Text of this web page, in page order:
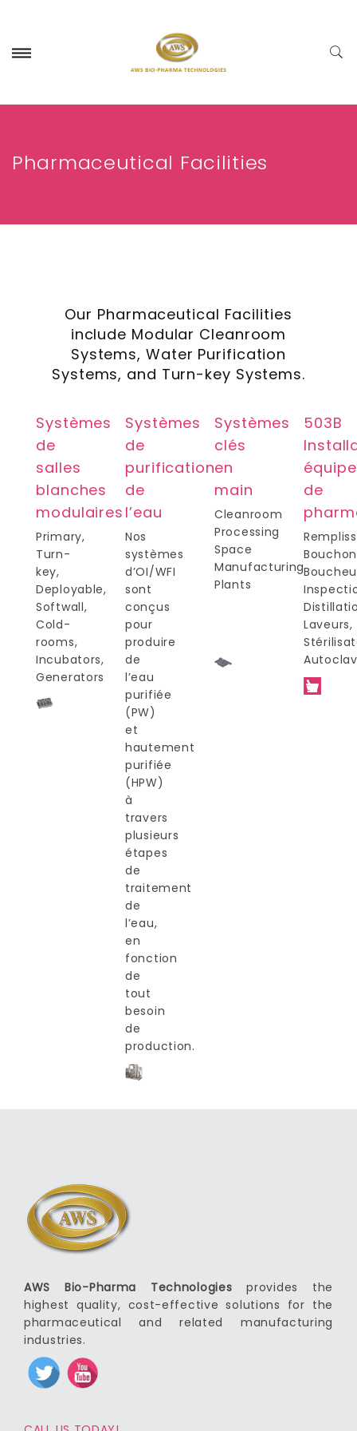
Pharmaceutical Facilities
Our Pharmaceutical Facilities
include Modular Cleanroom
Systems, Water Purification
Systems, and Turn-key Systems.
Systèmes
de
salles
blanches
modulaires
Primary,
Turn-
key,
Deployable,
Softwall,
Cold-
rooms,
Incubators,
Generators
Systèmes
de
purification
de
l’eau
Nos
systèmes
d’OI/WFI
sont
conçus
pour
produire
de
l’eau
purifiée
(PW)
et
hautement
purifiée
(HPW)
à
travers
plusieurs
étapes
de
traitement
de
l’eau,
en
fonction
de
tout
besoin
de
production.
Systèmes
clés
en
main
Cleanroom
Processing
Space
Manufacturing
Plants
503B
de
Laveurs,
AWS Bio-Pharma Technologies provides the
highest quality, cost-effective solutions for the
pharmaceutical and related manufacturing
industries.